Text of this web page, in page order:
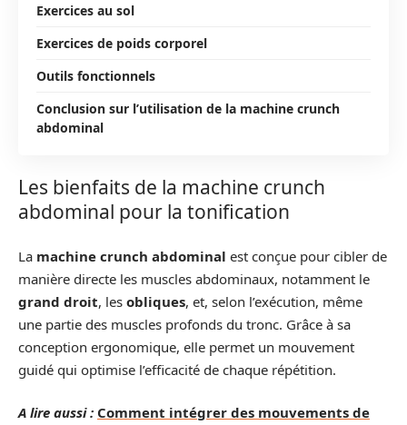
Exercices au sol
Exercices de poids corporel
Outils fonctionnels
Conclusion sur l’utilisation de la machine crunch
abdominal
Les bienfaits de la machine crunch
abdominal pour la tonification
La machine crunch abdominal est conçue pour cibler de
manière directe les muscles abdominaux, notamment le
grand droit, les obliques, et, selon l’exécution, même
une partie des muscles profonds du tronc. Grâce à sa
conception ergonomique, elle permet un mouvement
guidé qui optimise l’efficacité de chaque répétition.
A lire aussi : Comment intégrer des mouvements de